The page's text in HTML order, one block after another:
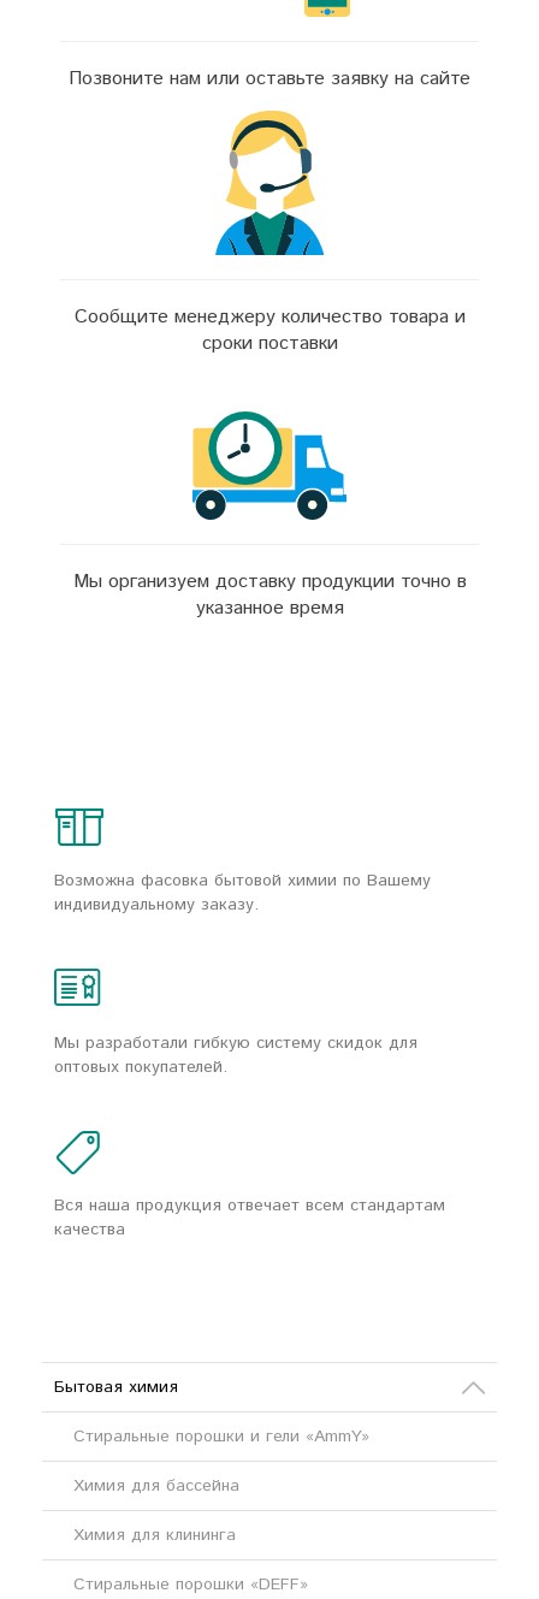
Позвоните нам или оставьте заявку на сайте
Сообщите менеджеру количество товара и
сроки поставки
Мы организуем доставку продукции точно в
указанное время
Возможна фасовка бытовой химии по Вашему
индивидуальному заказу.
Мы разработали гибкую систему скидок для
оптовых покупателей.
Вся наша продукция отвечает всем стандартам
качества
Бытовая химия
Стиральные порошки и гели «AmmY»
Химия для бассейна
Химия для клининга
Стиральные порошки «DEFF»